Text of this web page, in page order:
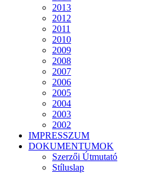
2013
2012
2011
2010
2009
2008
2007
2006
2005
2004
2003
2002
IMPRESSZUM
DOKUMENTUMOK
Szerzői Útmutató
Stíluslap